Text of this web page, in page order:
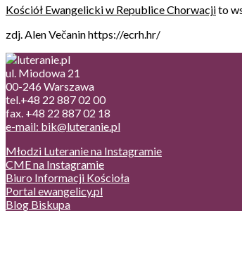
Kościół Ewangelicki w Republice Chorwacjito
zdj. Alen Večanin https://ecrh.hr/
ul. Miodowa 21
00-246 Warszawa
tel.+48 22 887 02 00
fax. +48 22 887 02 18
e-mail: bik@luteranie.pl
Młodzi Luteranie na Instagramie
CME na Instagramie
Biuro Informacji Kościoła
Portal ewangelicy.pl
Blog Biskupa